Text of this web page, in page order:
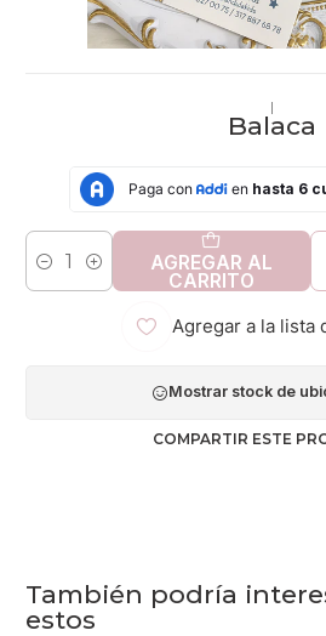
|
Balaca
Cantidad AGREGAR AL
CARRITO
Agregar a la lista
Mostrar stock de
COMPARTIR ESTE
También podría
estos